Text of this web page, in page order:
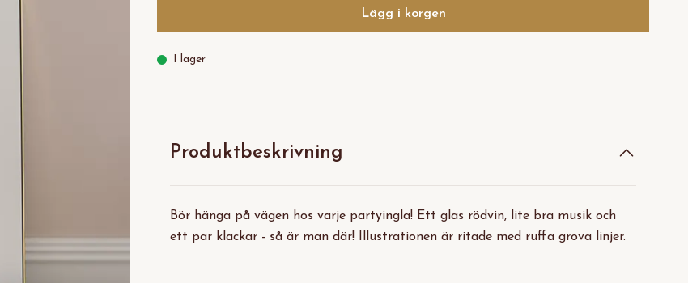
Lägg i korgen
I lager
Produktbeskrivning
Bör hänga på vägen hos varje partyingla! Ett glas rödvin, lite bra musik och
ett par klackar - så är man där! Illustrationen är ritade med ruffa grova linjer.